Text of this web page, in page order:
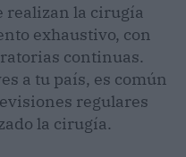
realizan la cirugía
exhaustivo, con
continuas.
a tu país, es común
regulares
la cirugía.